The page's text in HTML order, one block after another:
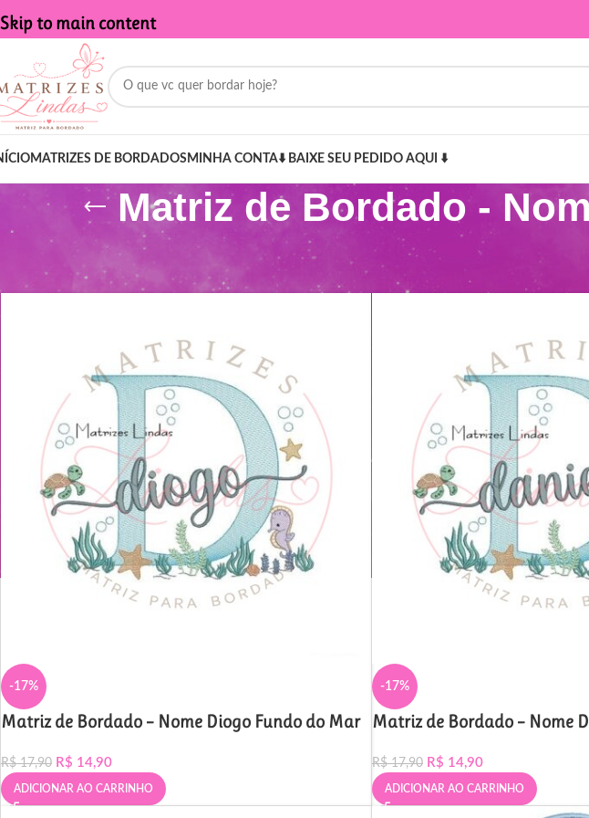
Skip to main content
MATRIZES DE BORDADOSMINHA CONTA⬇️ BAIXE SEU PEDIDO AQUI ⬇️
Matriz de Bordado -
Produtos marcados com a tag “Matriz de Bordado - Nome Alisson Fundo do Mar”
-17%
Matriz de Bordado – Nome Diogo Fundo do Mar
R$17,90 R$ 14,90
ADICIONAR AO CARRINHO
-17%
Matriz de Bordado – Nome
R$17,90 R$ 14,90
ADICIONAR AO CARRINHO